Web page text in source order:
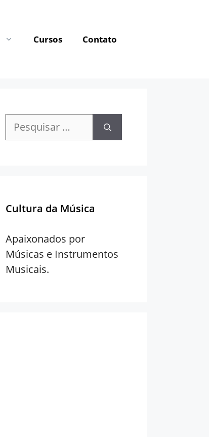
Cursos Contato
Pesquisar
Cultura da Música
Apaixonados por
Músicas e Instrumentos
Musicais.